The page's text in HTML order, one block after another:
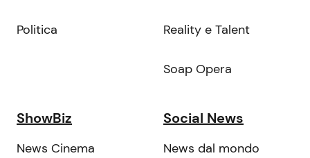
Politica Reality e Talent
Soap Opera
ShowBiz
News Cinema
Social News
News dal mondo